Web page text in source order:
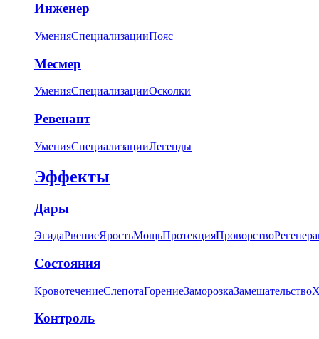
Инженер
УменияСпециализацииПояс
Месмер
УменияСпециализацииОсколки
Ревенант
УменияСпециализацииЛегенды
Эффекты
Дары
ЭгидаРвениеЯростьМощьПротекцияПроворство
Состояния
КровотечениеСлепотаГорениеЗаморозкаЗамешательство
Контроль